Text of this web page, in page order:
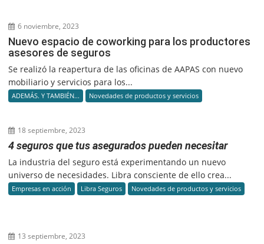
6 noviembre, 2023
Nuevo espacio de coworking para los productores
asesores de seguros
Se realizó la reapertura de las oficinas de AAPAS con nuevo
mobiliario y servicios para los...
ADEMÁS. Y TAMBIÉN... Novedades de productos y servicios
18 septiembre, 2023
4 seguros que tus asegurados pueden necesitar
La industria del seguro está experimentando un nuevo
universo de necesidades. Libra consciente de ello crea...
Empresas en acción Libra Seguros Novedades de productos y servicios
13 septiembre, 2023